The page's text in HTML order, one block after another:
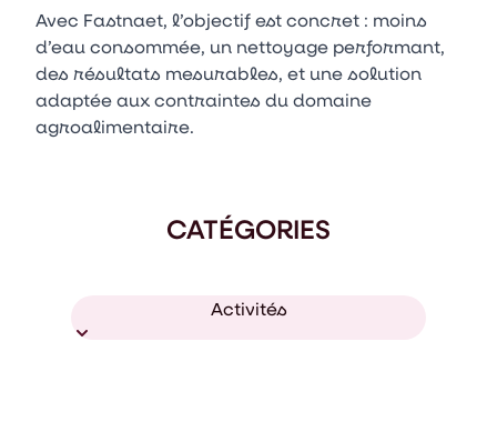
Avec Fastnaet, l’objectif est concret : moins
d’eau consommée, un nettoyage performant,
des résultats mesurables, et une solution
adaptée aux contraintes du domaine
agroalimentaire.
CATÉGORIES
Activités